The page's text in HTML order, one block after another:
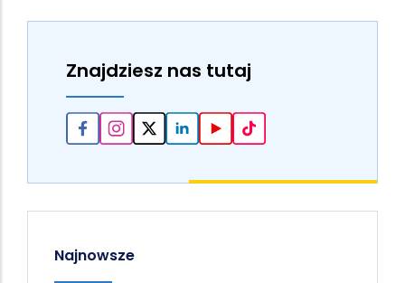
Znajdziesz nas tutaj
Najnowsze